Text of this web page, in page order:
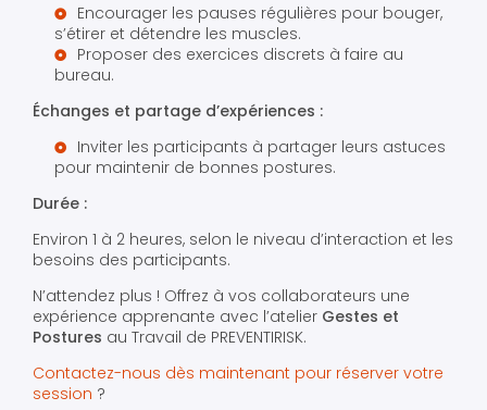
Encourager les pauses régulières pour bouger,
s’étirer et détendre les muscles.
Proposer des exercices discrets à faire au
bureau.
Échanges et partage d’expériences :
Inviter les participants à partager leurs astuces
pour maintenir de bonnes postures.
Durée :
Environ 1 à 2 heures, selon le niveau d’interaction et les
besoins des participants.
N’attendez plus ! Offrez à vos collaborateurs une
expérience apprenante avec l’atelier Gestes et
Postures au Travail de PREVENTIRISK.
Contactez-nous dès maintenant pour réserver votre
session ?